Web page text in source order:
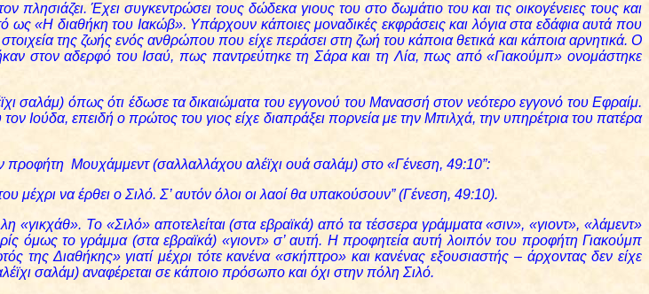
Έχει συγκεντρώσει τους δώδεκα γιους του στο δωμάτιο του και τις οικογένειες τους και
ως «Η διαθήκη του Ιακώβ». Υπάρχουν κάποιες μοναδικές εκφράσεις και λόγια στα εδάφια αυτά που
της ζωής ενός ανθρώπου που είχε περάσει στη ζωή του κάποια θετικά και κάποια αρνητικά. Ο
στον αδερφό του Ισαύ, πως παντρεύτηκε τη Σάρα και τη Λία, πως από «Γιακούμπ» ονομάστηκε
σαλάμ) όπως ότι έδωσε τα δικαιώματα του εγγονού του Μανασσή στον νεότερο εγγονό του Εφραίμ.
Ιούδα, επειδή ο πρώτος του γιος είχε διαπράξει πορνεία με την Μπιλχά, την υπηρέτρια του πατέρα
Μουχάμμεντ (σαλλαλλάχου αλέϊχι ουά σαλάμ) στο «Γένεση, 49:10”:
μέχρι να έρθει ο Σιλό. Σ’ αυτόν όλοι οι λαοί θα υπακούσουν” (Γένεση, 49:10).
«γικχάθ». Το «Σιλό» αποτελείται (στα εβραϊκά) από τα τέσσερα γράμματα «σιν», «γιοντ», «λάμεντ»
όμως το γράμμα (στα εβραϊκά) «γιοντ» σ’ αυτή. Η προφητεία αυτή λοιπόν του προφήτη Γιακούμπ
της Διαθήκης» γιατί μέχρι τότε κανένα «σκήπτρο» και κανένας εξουσιαστής – άρχοντας δεν είχε
σαλάμ) αναφέρεται σε κάποιο πρόσωπο και όχι στην πόλη Σιλό.